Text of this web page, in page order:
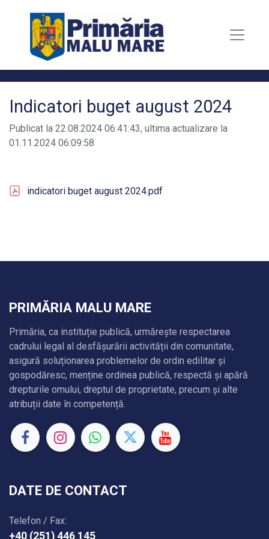
Indicatori buget august 2024
Publicat la 22.08.2024 06:41:43, ultima actualizare la
01.11.2024 06:09:58
indicatori buget august 2024.pdf
PRIMĂRIA MALU MARE
Primăria, ca instituție publică, urmărește respectarea
cadrului legal al desfășurării activității din comunitate,
asigură soluționarea problemelor de ordin edilitar și
gospodăresc, menține ordinea publică, respectă și apără
drepturile omului, dreptul de proprietate, precum și alte
atribuții date în competență.
DATE DE CONTACT
Telefon / Fax:
+40 (251) 446 145